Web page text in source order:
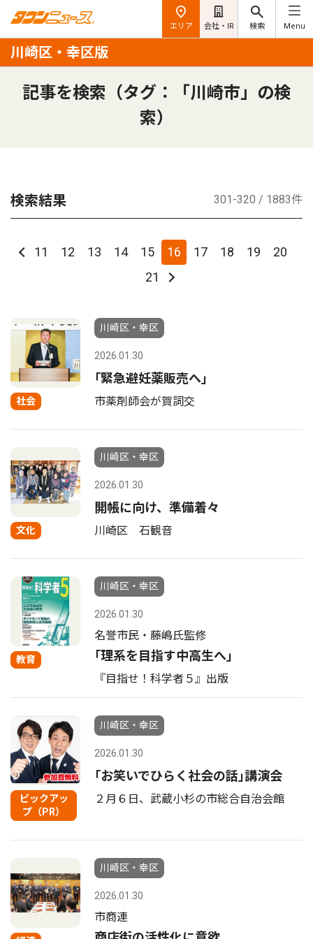
エリア 会社・IR 検索 Menu
川崎区・幸区版
記事を検索（タグ：「川崎市」の検
索）
検索結果 301-320 / 1883件
11 12 13 14 15 16 17 18 19
20
21
社会
川崎区・幸区
2026.01.30
｢緊急避妊薬販売へ｣
市薬剤師会が賀詞交
文化
川崎区・幸区
2026.01.30
開帳に向け、準備着々
川崎区 石観音
教育
川崎区・幸区
2026.01.30
名誉市民・藤嶋氏監修
｢理系を目指す中高生へ｣
『目指せ！科学者５』出版
ピックアッ
プ（PR）
川崎区・幸区
2026.01.30
｢お笑いでひらく社会の話｣講演会
２月６日、武蔵小杉の市総合自治会館
川崎区・幸区
2026.01.30
市商連